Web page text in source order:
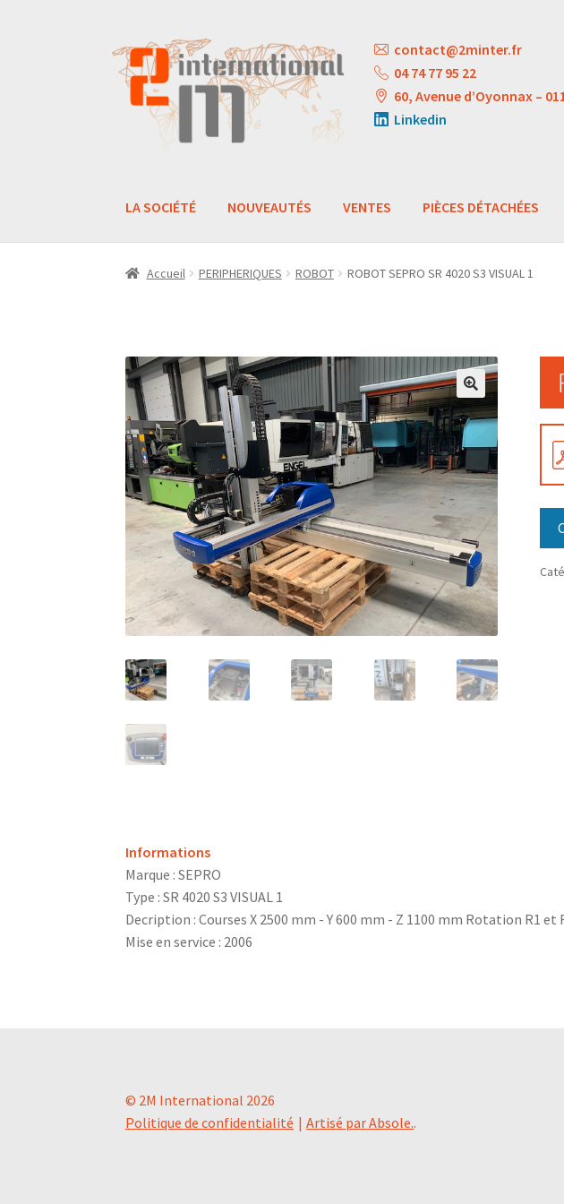
Aller
à
la
navigation
Aller
au
contenu
contact@2minter.fr
04 74 77 95 22
60, Avenue d’Oyonnax –
Linkedin
LA SOCIÉTÉ NOUVEAUTÉS VENTES PIÈCES DÉTACHÉES
Accueil PERIPHERIQUES ROBOT ROBOT SEPRO SR 4020 S3 VISUAL 1
Informations
Marque : SEPRO
Type : SR 4020 S3 VISUAL 1
Decription : Courses X 2500 mm - Y 600 mm - Z 1100 mm Rotation R1
Mise en service : 2006
© 2M International 2026
Politique de confidentialité
Artisé par Absole..